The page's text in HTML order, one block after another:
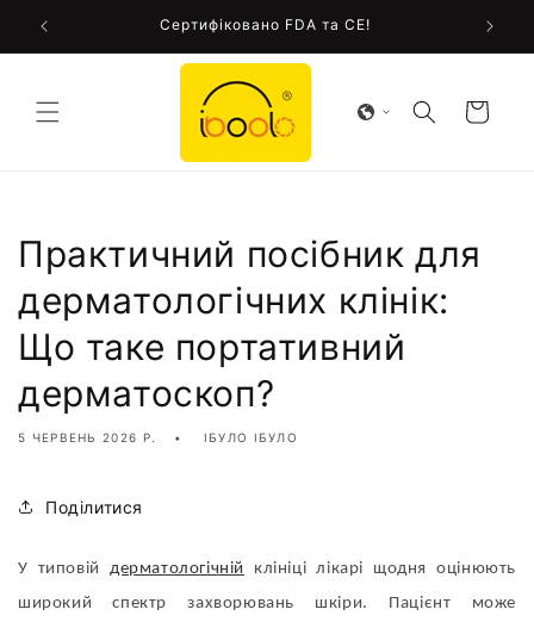
до
змісту
Сертифіковано FDA та CE!
Кошик
Практичний посібник для
дерматологічних клінік:
Що таке портативний
дерматоскоп?
5 ЧЕРВЕНЬ 2026 Р. ІБУЛО ІБУЛО
Поділитися
У типовій дерматологічній
клініці лікарі щодня оцінюють
широкий спектр захворювань шкіри. Пацієнт може